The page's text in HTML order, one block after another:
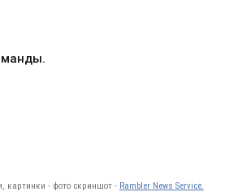
картинки - фото скриншот - Rambler News Service.